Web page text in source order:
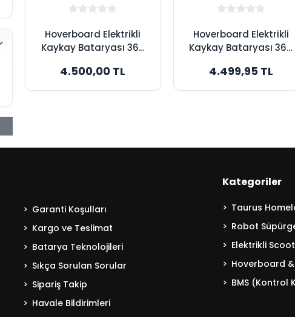
Hoverboard Elektrikli
Kaykay Bataryası 36V
Kapasite
4.500,00 TL
Hoverboard Elektrikli
Kaykay Bataryası 36V
Kapasite
4.499,95 TL
Garanti Koşulları
Kargo ve Teslimat
Batarya Teknolojileri
Sıkça Sorulan Sorular
Sipariş Takip
Havale Bildirimleri
Kategoriler
Taurus
Robot
Elektrikli
Hoverboard
BMS (Kontrol